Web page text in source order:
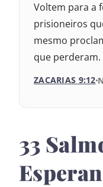
2017 – Nova
2009 –
1969 –
1993 –
Voltem para a
prisioneiros
mesmo
que perderam.
ZACARIAS 9:12
Nova Versão
2017 – Nova
33